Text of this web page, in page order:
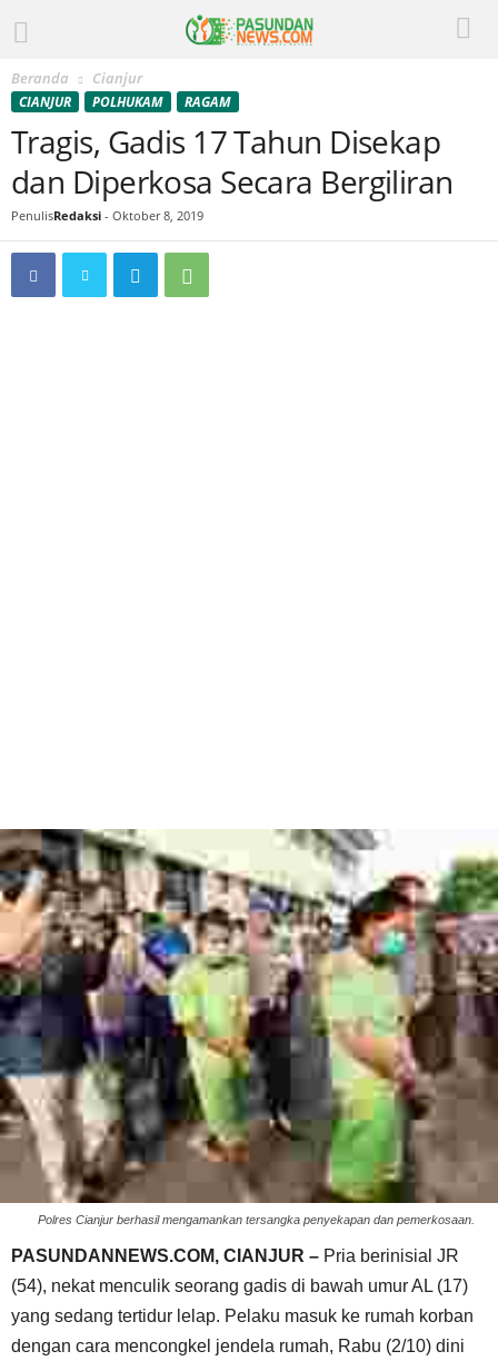
Beranda Cianjur
CIANJUR POLHUKAM RAGAM
Tragis, Gadis 17 Tahun Disekap
dan Diperkosa Secara Bergiliran
PenulisRedaksi - Oktober 8, 2019
Polres Cianjur berhasil mengamankan tersangka penyekapan dan pemerkosaan.
PASUNDANNEWS.COM, CIANJUR – Pria berinisial JR
(54), nekat menculik seorang gadis di bawah umur AL (17)
yang sedang tertidur lelap. Pelaku masuk ke rumah korban
dengan cara mencongkel jendela rumah, Rabu (2/10) dini